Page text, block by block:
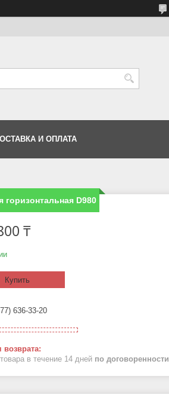
И ОПЛАТА
горизонтальная D980
₸
Купить
636-33-20
в течение 14 дней по договоренности